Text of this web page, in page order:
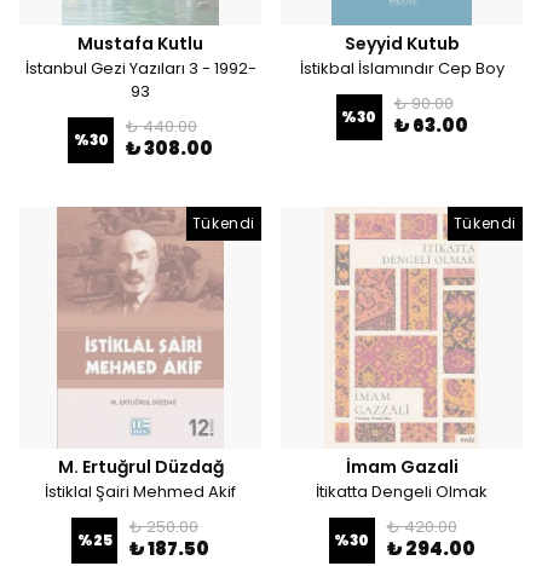
Mustafa Kutlu
İstanbul Gezi Yazıları 3 - 1992-
93
%30
₺ 440.00
₺ 308.00
Seyyid Kutub
İstikbal İslamındır Cep Boy
%30
₺ 90.00
₺ 63.00
Tükendi
M. Ertuğrul Düzdağ
İstiklal Şairi Mehmed Akif
%25
₺ 250.00
₺ 187.50
Tükendi
İmam Gazali
İtikatta Dengeli Olmak
%30
₺ 420.00
₺ 294.00